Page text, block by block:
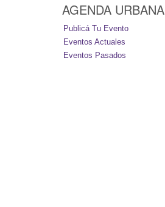
AGENDA URBANA
Publicá Tu Evento
Eventos Actuales
Eventos Pasados